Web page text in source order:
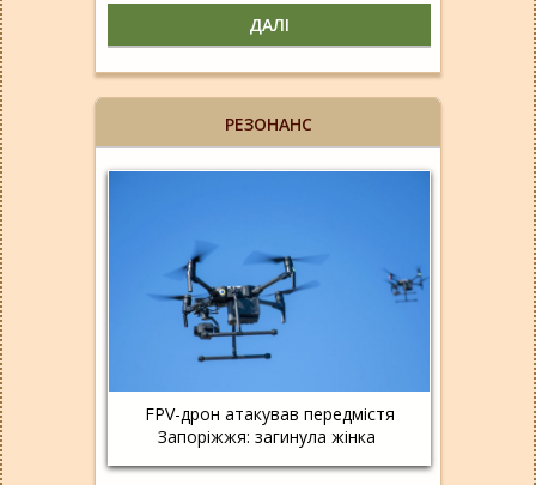
ДАЛІ
РЕЗОНАНС
FPV-дрон атакував передмістя
Запоріжжя: загинула жінка